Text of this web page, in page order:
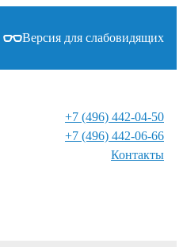
Версия для слабовидящих
+7 (496) 442-04-50
+7 (496) 442-06-66
Контакты⁠